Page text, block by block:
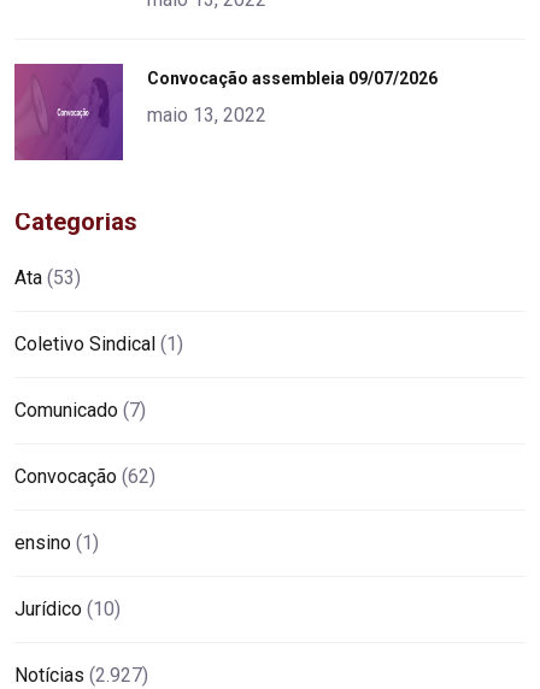
alt="product">
Convocação assembleia 09/07/2026
maio 13, 2022
Categorias
Ata (53)
Coletivo Sindical (1)
Comunicado (7)
Convocação (62)
ensino (1)
Jurídico (10)
Notícias (2.927)